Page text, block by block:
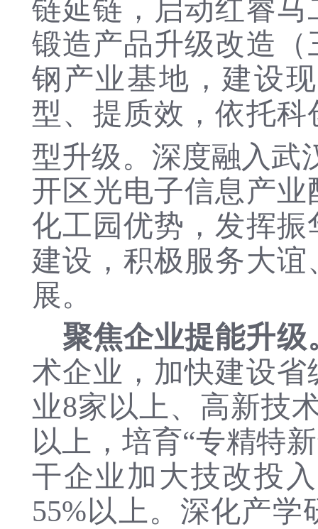
链延链，启动红睿
锻造产品升级改造
钢产业基地，建设
型、提质效，依托
型升级。深度融入武
开区光电子信息产业
化工园优势，发挥振
建设，积极服务大
展。
聚焦企业提能升级
术企业，加快建设
业8家以上、 高新技
以上，培育“专精特新
干企业加大技改投
55%以上。深化产